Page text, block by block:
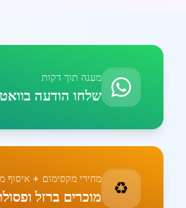
מענה תוך דקות
שלחו הודעה
♻️ מחירי מקסימום + איסוף
מוכרים ברזל